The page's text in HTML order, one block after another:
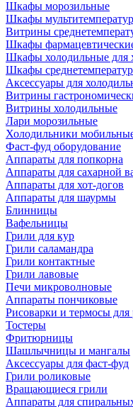
Шкафы морозильные
Шкафы
Витрины
Шкафы
Шкафы холодильные для
Шкафы
Аксессуары для
Витрины
Витрины холодильные
Лари морозильные
Холодильники
Фаст-фуд оборудование
Аппараты для попкорна
Аппараты для сахарной
Аппараты для хот-догов
Аппараты для шаурмы
Блинницы
Вафельницы
Грили для кур
Грили саламандра
Грили контактные
Грили лавовые
Печи микроволновые
Аппараты пончиковые
Рисоварки и термосы для
Тостеры
Фритюрницы
Шашлычницы и мангалы
Аксессуары для фаст-фуд
Грили роликовые
Вращающиеся грили
Аппараты для